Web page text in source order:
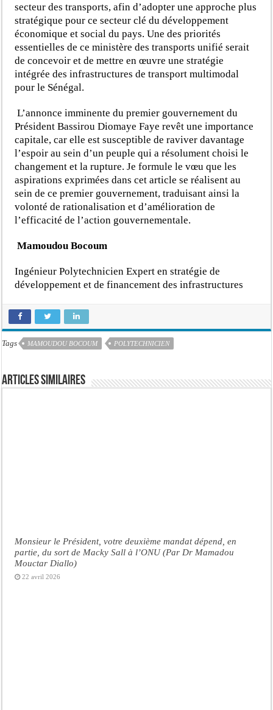
secteur des transports, afin d’adopter une approche plus
stratégique pour ce secteur clé du développement
économique et social du pays. Une des priorités
essentielles de ce ministère des transports unifié serait
de concevoir et de mettre en œuvre une stratégie
intégrée des infrastructures de transport multimodal
pour le Sénégal.
L’annonce imminente du premier gouvernement du
Président Bassirou Diomaye Faye revêt une importance
capitale, car elle est susceptible de raviver davantage
l’espoir au sein d’un peuple qui a résolument choisi le
changement et la rupture. Je formule le vœu que les
aspirations exprimées dans cet article se réalisent au
sein de ce premier gouvernement, traduisant ainsi la
volonté de rationalisation et d’amélioration de
l’efficacité de l’action gouvernementale.
Mamoudou Bocoum
Ingénieur Polytechnicien Expert en stratégie de
développement et de financement des infrastructures
Tags MAMOUDOU BOCOUM POLYTECHNICIEN
Articles similaires
Monsieur le Président, votre deuxième mandat dépend, en
partie, du sort de Macky Sall à l’ONU (Par Dr Mamadou
Mouctar Diallo)
22 avril 2026